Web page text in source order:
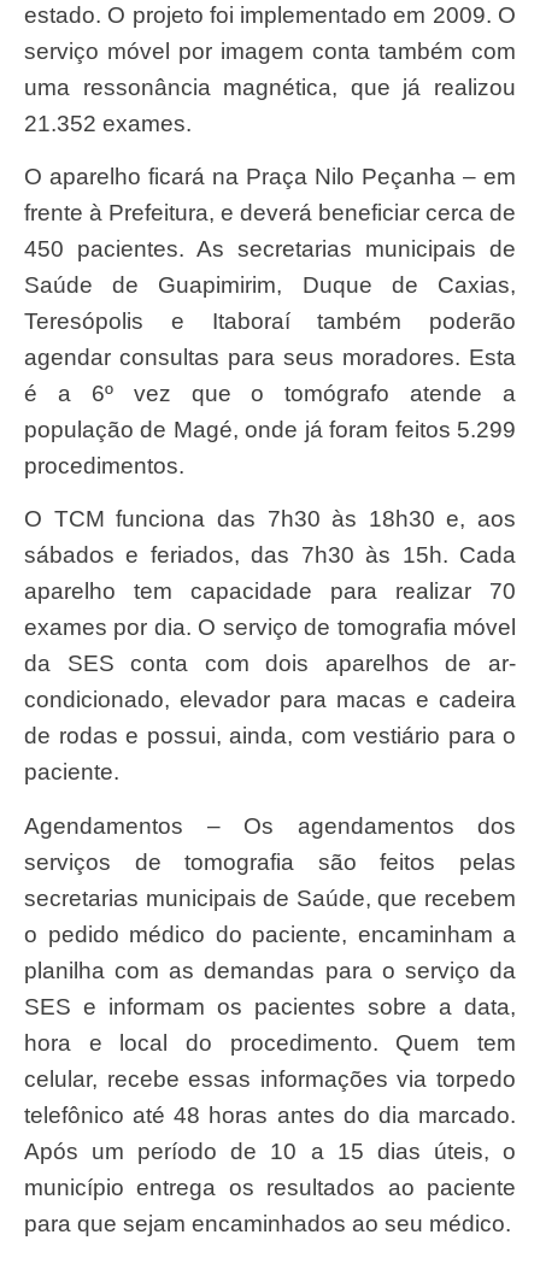
estado. O projeto foi implementado em 2009. O
serviço móvel por imagem conta também com
uma ressonância magnética, que já realizou
21.352 exames.
O aparelho ficará na Praça Nilo Peçanha – em
frente à Prefeitura, e deverá beneficiar cerca de
450 pacientes. As secretarias municipais de
Saúde de Guapimirim, Duque de Caxias,
Teresópolis e Itaboraí também poderão
agendar consultas para seus moradores. Esta
é a 6º vez que o tomógrafo atende a
população de Magé, onde já foram feitos 5.299
procedimentos.
O TCM funciona das 7h30 às 18h30 e, aos
sábados e feriados, das 7h30 às 15h. Cada
aparelho tem capacidade para realizar 70
exames por dia. O serviço de tomografia móvel
da SES conta com dois aparelhos de ar-
condicionado, elevador para macas e cadeira
de rodas e possui, ainda, com vestiário para o
paciente.
Agendamentos – Os agendamentos dos
serviços de tomografia são feitos pelas
secretarias municipais de Saúde, que recebem
o pedido médico do paciente, encaminham a
planilha com as demandas para o serviço da
SES e informam os pacientes sobre a data,
hora e local do procedimento. Quem tem
celular, recebe essas informações via torpedo
telefônico até 48 horas antes do dia marcado.
Após um período de 10 a 15 dias úteis, o
município entrega os resultados ao paciente
para que sejam encaminhados ao seu médico.